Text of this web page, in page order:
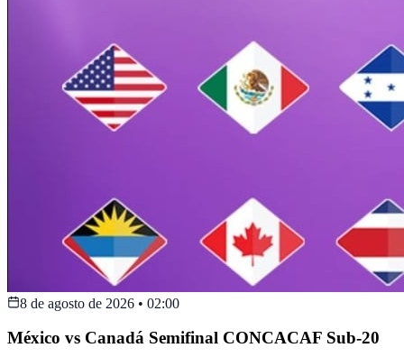
8 de agosto de 2026 • 02:00
México vs Canadá Semifinal CONCACAF Sub-20